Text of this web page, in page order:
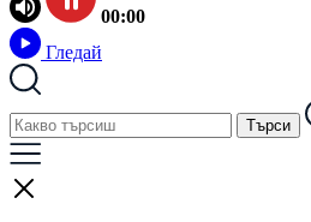
00:00
Гледай